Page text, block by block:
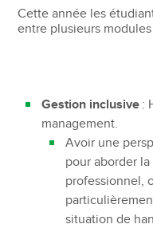
Cette année les
entre plusieurs modules
Gestion inclusive :
management.
Avoir une
pour aborder
professionnel,
situation de